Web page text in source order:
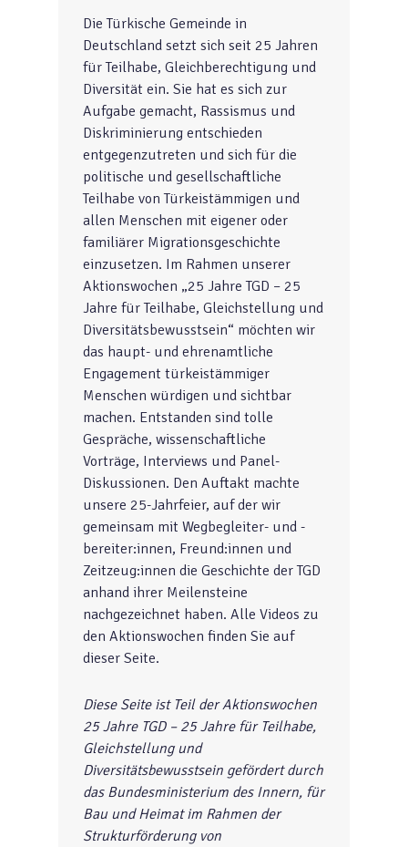
Die Türkische Gemeinde in
Deutschland setzt sich seit 25 Jahren
für Teilhabe, Gleichberechtigung und
Diversität ein. Sie hat es sich zur
Aufgabe gemacht, Rassismus und
Diskriminierung entschieden
entgegenzutreten und sich für die
politische und gesellschaftliche
Teilhabe von Türkeistämmigen und
allen Menschen mit eigener oder
familiärer Migrationsgeschichte
einzusetzen. Im Rahmen unserer
Aktionswochen „25 Jahre TGD – 25
Jahre für Teilhabe, Gleichstellung und
Diversitätsbewusstsein“ möchten wir
das haupt- und ehrenamtliche
Engagement türkeistämmiger
Menschen würdigen und sichtbar
machen. Entstanden sind tolle
Gespräche, wissenschaftliche
Vorträge, Interviews und Panel-
Diskussionen. Den Auftakt machte
unsere 25-Jahrfeier, auf der wir
gemeinsam mit Wegbegleiter- und -
bereiter:innen, Freund:innen und
Zeitzeug:innen die Geschichte der TGD
anhand ihrer Meilensteine
nachgezeichnet haben. Alle Videos zu
den Aktionswochen finden Sie auf
dieser Seite.
Diese Seite ist Teil der Aktionswochen
25 Jahre TGD – 25 Jahre für Teilhabe,
Gleichstellung und
Diversitätsbewusstsein gefördert durch
das Bundesministerium des Innern, für
Bau und Heimat im Rahmen der
Strukturförderung von